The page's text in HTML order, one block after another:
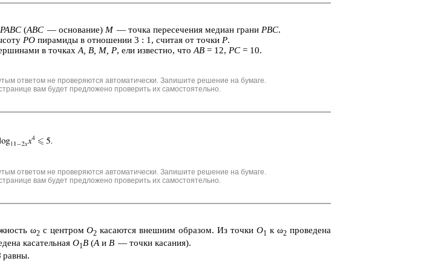
PABC (ABC — ос­но­ва­ние) M — точка пе­ре­се­че­ния ме­ди­ан грани PBC.
РО пи­ра­ми­ды в от­но­ше­нии 3 : 1, счи­тая от точки P.
в точ­ках А, В, M, P, ели из­вест­но, что AB = 12, PC = 10.
ответом не проверяются автоматически. Запишите решение на бумаге.
вам будет предложено проверить их самостоятельно.
ответом не проверяются автоматически. Запишите решение на бумаге.
вам будет предложено проверить их самостоятельно.
ω2с цен­тромO2 ка­са­ют­ся внеш­ним об­ра­зом. Из точкиO1 к ω2 про­ве­де­на
ка­са­тель­ная O1 B (А и В — точки ка­са­ния).
равны.